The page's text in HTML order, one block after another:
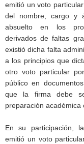
emitió un voto
del nombre, cargo y
absuelto en los
derivados de faltas
existió dicha falta
a los principios que
otro voto particular
público en
que la firma debe
preparación
En su participación,
emitió un voto